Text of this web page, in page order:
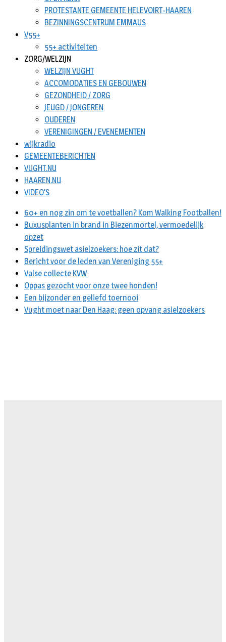
PROTESTANTE GEMEENTE HELEVOIRT-HAAREN
BEZINNINGSCENTRUM EMMAUS
V55+
55+ activiteiten
ZORG/WELZIJN
WELZIJN VUGHT
ACCOMODATIES EN GEBOUWEN
GEZONDHEID / ZORG
JEUGD / JONGEREN
OUDEREN
VERENIGINGEN / EVENEMENTEN
wijkradio
GEMEENTEBERICHTEN
VUGHT.NU
HAAREN.NU
VIDEO’S
60+ en nog zin om te voetballen? Kom Walking Footballen!
Buxusplanten in brand in Biezenmortel, vermoedelijk
opzet
Spreidingswet asielzoekers: hoe zit dat?
Bericht voor de leden van Vereniging 55+
Valse collecte KVW
Oppas gezocht voor onze twee honden!
Een bijzonder en geliefd toernooi
Vught moet naar Den Haag: geen opvang asielzoekers